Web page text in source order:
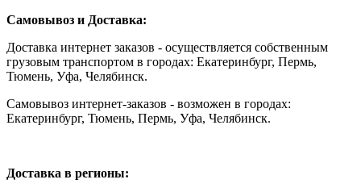
Самовывоз и Доставка:
Доставка интернет заказов - осуществляется собственным
грузовым транспортом в городах: Екатеринбург, Пермь,
Тюмень, Уфа, Челябинск.
Самовывоз интернет-заказов - возможен в городах:
Екатеринбург, Тюмень, Пермь, Уфа, Челябинск.
Доставка в регионы: